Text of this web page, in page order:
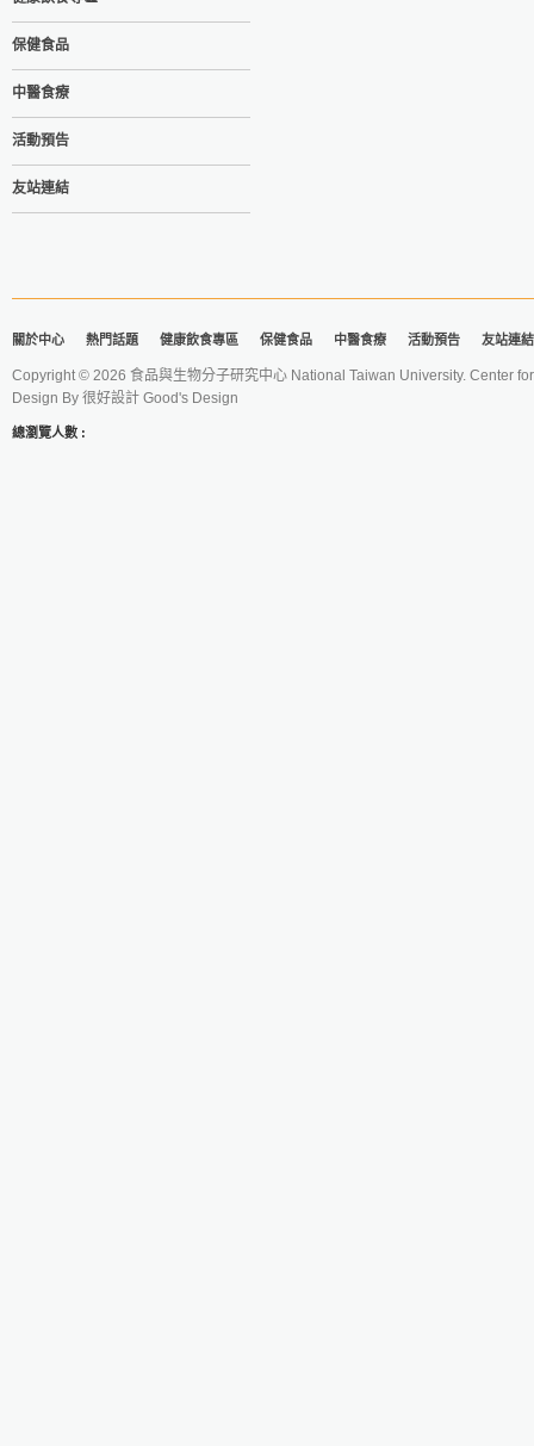
保健食品
中醫食療
活動預告
友站連結
關於中心 熱門話題 健康飲食專區 保健食品 中醫食療 活動預告 友站連結
Copyright © 2026 食品與生物分子研究中心 National Taiwan University. Center
Design By 很好設計 Good's Design
總瀏覽人數 :